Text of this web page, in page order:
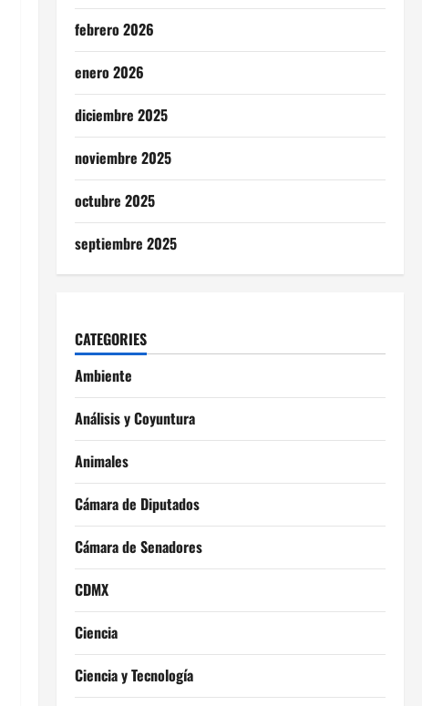
febrero 2026
enero 2026
diciembre 2025
noviembre 2025
octubre 2025
septiembre 2025
CATEGORIES
Ambiente
Análisis y Coyuntura
Animales
Cámara de Diputados
Cámara de Senadores
CDMX
Ciencia
Ciencia y Tecnología